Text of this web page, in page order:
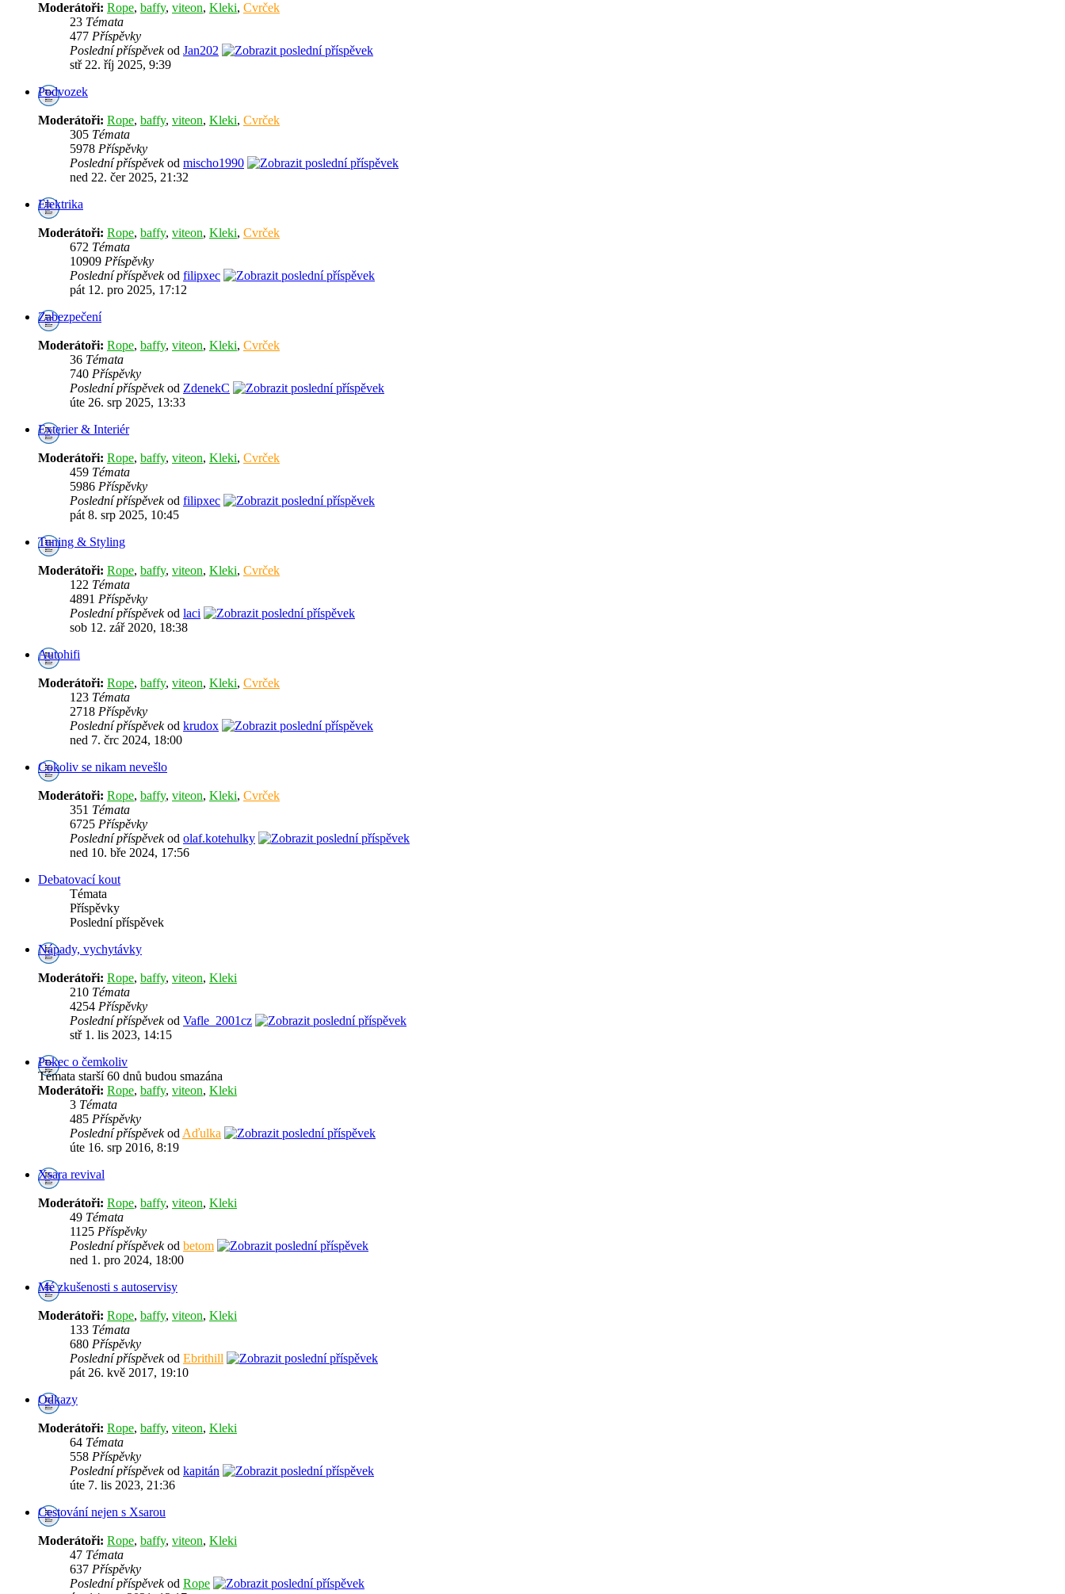
Moderátoři: Rope, baffy, viteon, Kleki, Cvrček
23 Témata
477 Příspěvky
Poslední příspěvekod Jan202
stř 22. říj 2025, 9:39
Podvozek
Moderátoři: Rope, baffy, viteon, Kleki, Cvrček
305 Témata
5978 Příspěvky
Poslední příspěvekod mischo1990
ned 22. čer 2025, 21:32
Elektrika
Moderátoři: Rope, baffy, viteon, Kleki, Cvrček
672 Témata
10909 Příspěvky
Poslední příspěvekod filipxec
pát 12. pro 2025, 17:12
Zabezpečení
Moderátoři: Rope, baffy, viteon, Kleki, Cvrček
36 Témata
740 Příspěvky
Poslední příspěvekod ZdenekC
úte 26. srp 2025, 13:33
Exterier & Interiér
Moderátoři: Rope, baffy, viteon, Kleki, Cvrček
459 Témata
5986 Příspěvky
Poslední příspěvekod filipxec
pát 8. srp 2025, 10:45
Tuning & Styling
Moderátoři: Rope, baffy, viteon, Kleki, Cvrček
122 Témata
4891 Příspěvky
Poslední příspěvekod laci
sob 12. zář 2020, 18:38
Autohifi
Moderátoři: Rope, baffy, viteon, Kleki, Cvrček
123 Témata
2718 Příspěvky
Poslední příspěvekod krudox
ned 7. črc 2024, 18:00
Cokoliv se nikam nevešlo
Moderátoři: Rope, baffy, viteon, Kleki, Cvrček
351 Témata
6725 Příspěvky
Poslední příspěvekod olaf.kotehulky
ned 10. bře 2024, 17:56
Debatovací kout
Témata
Příspěvky
Poslední příspěvek
Nápady, vychytávky
Moderátoři: Rope, baffy, viteon, Kleki
210 Témata
4254 Příspěvky
Poslední příspěvekod Vafle_2001cz
stř 1. lis 2023, 14:15
Pokec o čemkoliv
Témata starší 60 dnů budou smazána
Moderátoři: Rope, baffy, viteon, Kleki
3 Témata
485 Příspěvky
Poslední příspěvekodAďulka
úte 16. srp 2016, 8:19
Xsara revival
Moderátoři: Rope, baffy, viteon, Kleki
49 Témata
1125 Příspěvky
Poslední příspěvekod betom
ned 1. pro 2024, 18:00
Mé zkušenosti s autoservisy
Moderátoři: Rope, baffy, viteon, Kleki
133 Témata
680 Příspěvky
Poslední příspěvekod Ebrithill
pát 26. kvě 2017, 19:10
Odkazy
Moderátoři: Rope, baffy, viteon, Kleki
64 Témata
558 Příspěvky
Poslední příspěvekod kapitán
úte 7. lis 2023, 21:36
Cestování nejen s Xsarou
Moderátoři: Rope, baffy, viteon, Kleki
47 Témata
637 Příspěvky
Poslední příspěvekod Rope